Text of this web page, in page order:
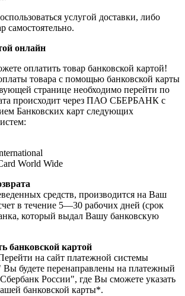
услугой доставки, либо
самостоятельно.
онлайн
оплатить товар банковской картой!
товара с помощью банковской карты
странице необходимо перейти по
происходит через ПАО СБЕРБАНК с
Банковских карт следующих
World Wide
средств, производится на Ваш
в течение 5—30 рабочих дней (срок
который выдал Вашу банковскую
банковской картой
на сайт платежной системы
будете перенаправлены на платежный
России", где Вы сможете указать
банковской карты*.